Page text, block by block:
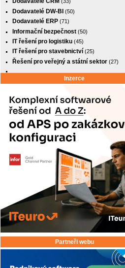
(33)
Dodavatelé DW-BI (50)
Dodavatelé ERP (71)
Informační bezpečnost (50)
IT řešení pro logistiku (45)
IT řešení pro stavebnictví (25)
Řešení pro veřejný a státní sektor (27)
Inzerce
Partneři webu